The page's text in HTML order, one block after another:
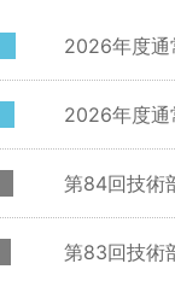
2026年度通
2026年度
第84回技術
第83回技術